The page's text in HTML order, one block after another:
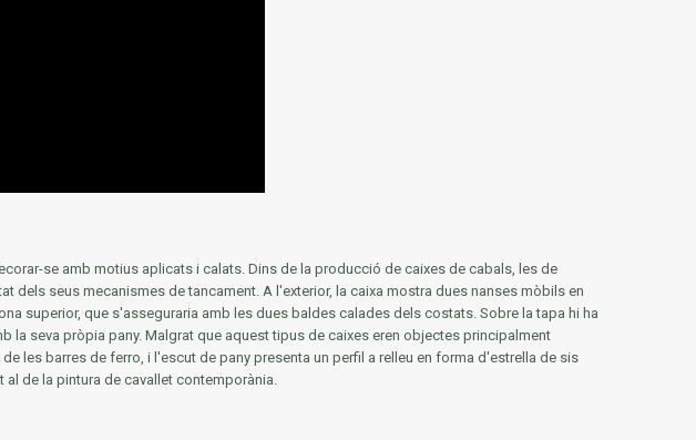
se amb motius aplicats i calats. Dins de la producció de caixes de cabals, les de
dels seus mecanismes de tancament. A l'exterior, la caixa mostra dues nanses mòbils en
superior, que s'asseguraria amb les dues baldes calades dels costats. Sobre la tapa hi ha
la seva pròpia pany. Malgrat que aquest tipus de caixes eren objectes principalment
les barres de ferro, i l'escut de pany presenta un perfil a relleu en forma d'estrella de sis
de la pintura de cavallet contemporània.